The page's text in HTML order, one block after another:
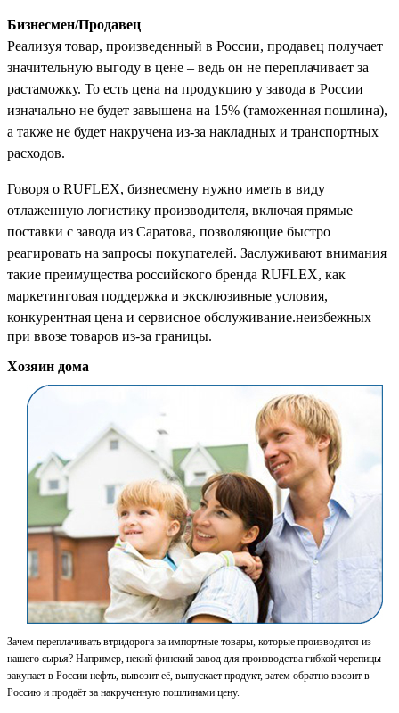
Бизнесмен/Продавец
Реализуя товар, произведенный в России, продавец получает
значительную выгоду в цене – ведь он не переплачивает за
растаможку. То есть цена на продукцию у завода в России
изначально не будет завышена на 15% (таможенная пошлина),
а также не будет накручена из-за накладных и транспортных
расходов.
Говоря о RUFLEX, бизнесмену нужно иметь в виду
отлаженную логистику производителя, включая прямые
поставки с завода из Саратова, позволяющие быстро
реагировать на запросы покупателей. Заслуживают внимания
такие преимущества российского бренда RUFLEX, как
маркетинговая поддержка и эксклюзивные условия,
конкурентная цена и сервисное обслуживание.неизбежных
при ввозе товаров из-за границы.
Хозяин дома
Зачем переплачивать втридорога за импортные товары, которые производятся из
нашего сырья? Например, некий финский завод для производства гибкой черепицы
закупает в России нефть, вывозит её, выпускает продукт, затем обратно ввозит в
Россию и продаёт за накрученную пошлинами цену.